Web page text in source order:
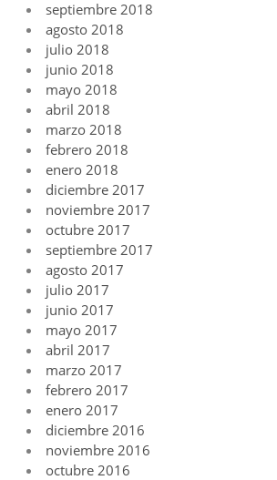
septiembre 2018
agosto 2018
julio 2018
junio 2018
mayo 2018
abril 2018
marzo 2018
febrero 2018
enero 2018
diciembre 2017
noviembre 2017
octubre 2017
septiembre 2017
agosto 2017
julio 2017
junio 2017
mayo 2017
abril 2017
marzo 2017
febrero 2017
enero 2017
diciembre 2016
noviembre 2016
octubre 2016